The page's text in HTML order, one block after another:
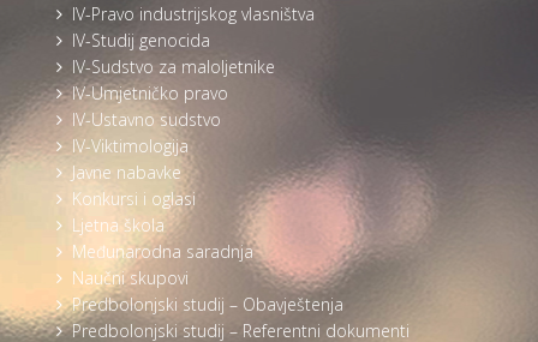
IV-Pravo industrijskog vlasništva
IV-Studij genocida
IV-Sudstvo za maloljetnike
IV-Umjetničko pravo
IV-Ustavno sudstvo
IV-Viktimologija
Javne nabavke
Konkursi i oglasi
Ljetna škola
Međunarodna saradnja
Naučni skupovi
Predbolonjski studij – Obavještenja
Predbolonjski studij – Referentni dokumenti